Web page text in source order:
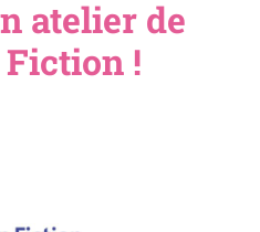
atelier de
!